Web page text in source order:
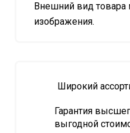
Внешний вид товара
изображения.
Широкий
Гарантия
выгодной